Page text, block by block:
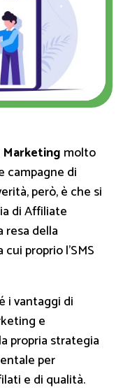
molto
campagne di
però, è che si
di Affiliate
resa della
cui proprio l’SMS
i vantaggi di
e
propria strategia
per
e di qualità.